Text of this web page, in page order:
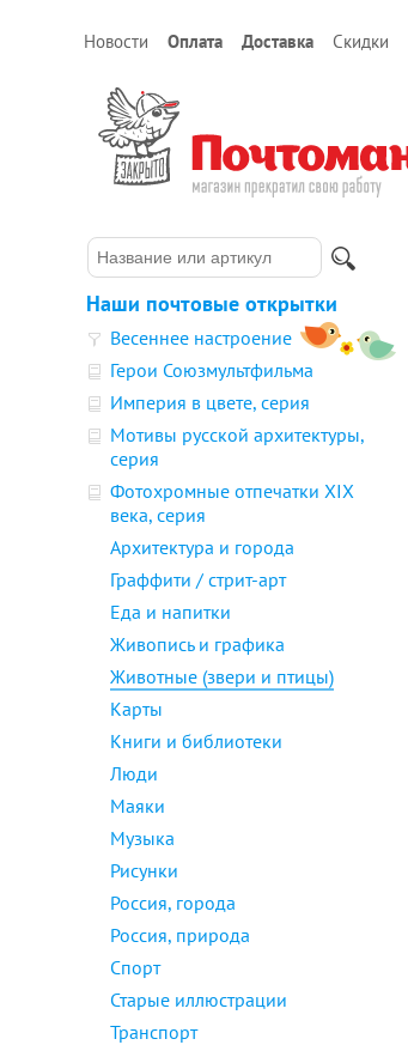
Новости Оплата Доставка Скидки
Наши почтовые открытки
Весеннее настроение
Герои Союзмультфильма
Империя в цвете, серия
Мотивы русской архитектуры,
серия
Фотохромные отпечатки XIX
века, серия
Архитектура и города
Граффити / стрит-арт
Еда и напитки
Живопись и графика
Животные (звери и птицы)
Карты
Книги и библиотеки
Люди
Маяки
Музыка
Рисунки
Россия, города
Россия, природа
Спорт
Старые иллюстрации
Транспорт